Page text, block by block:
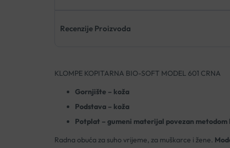
Recenzije Proizvoda
KLOMPE KOPITARNA BIO-SOFT MODEL 601 CRNA
Gornjište – koža
Podstava – koža
Potplat – gumeni materijal povezan
Radna obuća za suho vrijeme, za muškarce i žene.